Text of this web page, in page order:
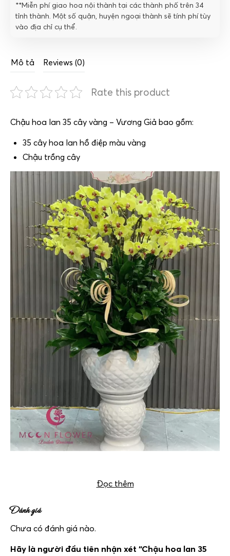
**Miễn phí giao hoa nội thành tại các thành phố trên 34
tỉnh thành. Một số quận, huyện ngoại thành sẽ tính phí tùy
vào địa chỉ cụ thể.
Mô tả Reviews (0)
Rate this product
Chậu hoa lan 35 cây vàng – Vương Giả bao gồm:
35 cây hoa lan hồ điệp màu vàng
Chậu trồng cây
Đọc thêm
Đánh giá
Chưa có đánh giá nào.
Hãy là người đầu tiên nhận xét “Chậu hoa lan 35